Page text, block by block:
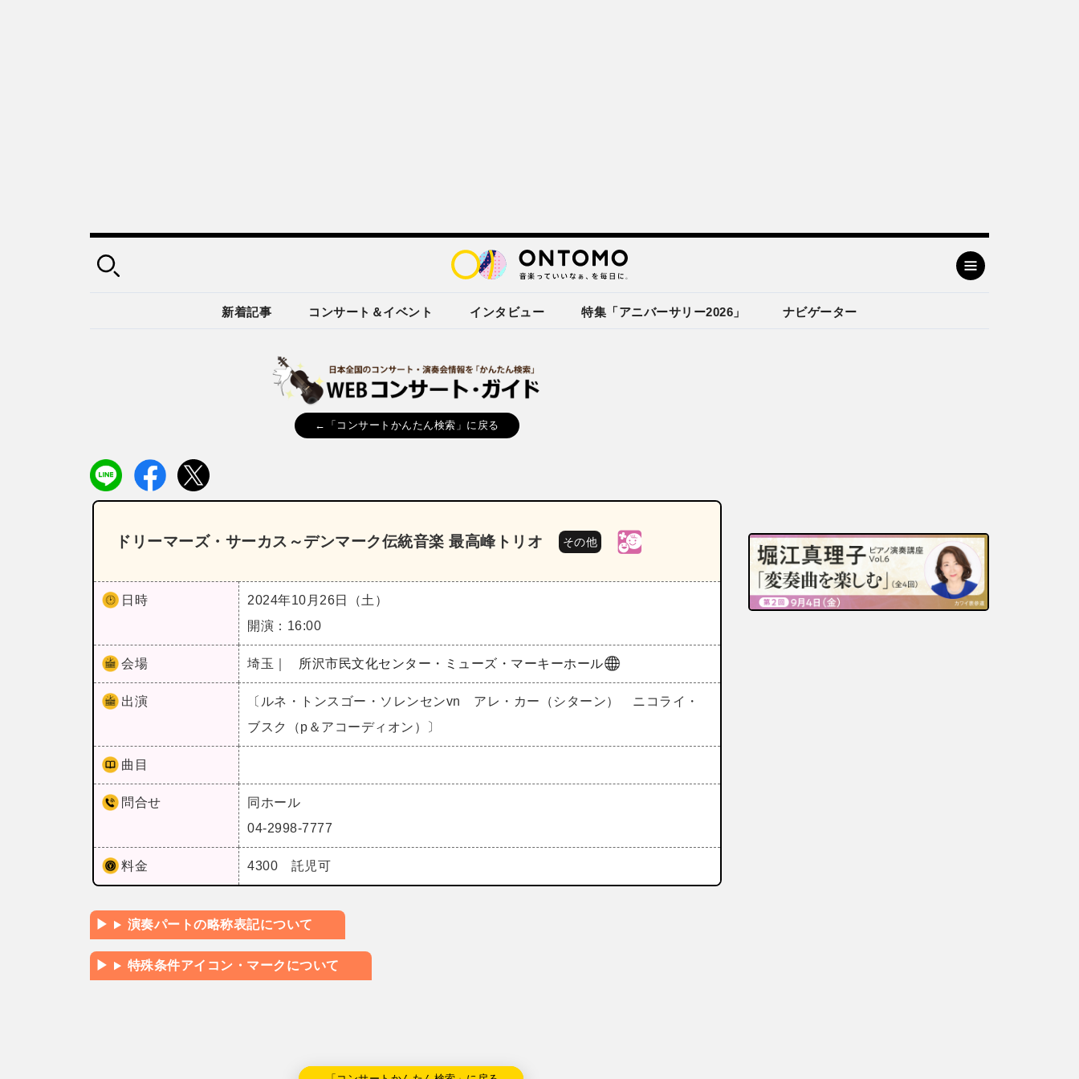
新着記事 コンサート＆イベント インタビュー 特集「アニバーサリー2026」 ナビゲーター
←「コンサートかんたん検索」に戻る
ドリーマーズ・サーカス～デンマーク伝統音楽 最高峰トリオ その他
日時
2024年10月26日（土）
開演：16:00
会場 埼玉｜ 所沢市民文化センター・ミューズ・マーキーホール
出演
〔ルネ・トンスゴー・ソレンセンvn アレ・カー（シターン） ニコライ・
ブスク（p＆アコーディオン）〕
曲目
問合せ
同ホール
04-2998-7777
料金 4300 託児可
演奏パートの略称表記について
特殊条件アイコン・マークについて